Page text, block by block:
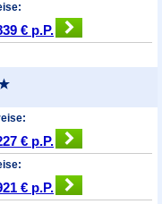
€ p.P.
€ p.P.
€ p.P.